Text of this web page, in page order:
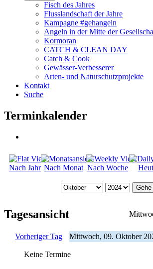
Fisch des Jahres
Flusslandschaft der Jahre
Kampagne #gehangeln
Angeln in der Mitte der
Kormoran
CATCH & CLEAN DAY
Catch & Cook
Gewässer-Verbesserer
Arten- und Naturschutzprojekte
Kontakt
Suche
Terminkalender
Nach Jahr Nach Monat Nach Woche
Tagesansicht
Vorheriger Tag Mittwoch, 09. Oktober
Keine Termine